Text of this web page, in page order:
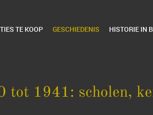
TE KOOP GESCHIEDENIS HISTORIE IN
tot 1941: scholen,